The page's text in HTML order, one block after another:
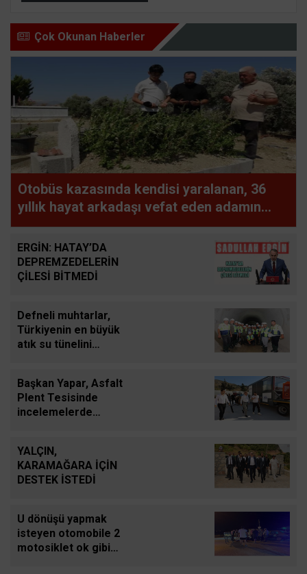
Çok Okunan Haberler
Otobüs kazasında kendisi yaralanan, 36
yıllık hayat arkadaşı vefat eden adamın
uykuya dalan şoförü defalarca uyardığı
ortaya çıktı
ERGİN: HATAY’DA
DEPREMZEDELERİN
ÇİLESİ BİTMEDİ
Defneli muhtarlar,
Türkiyenin en büyük
atık su tünelini
Başkan Yapar, Asfalt
Plent Tesisinde
incelemelerde
YALÇIN,
KARAMAĞARA İÇİN
DESTEK İSTEDİ
U dönüşü yapmak
isteyen otomobile 2
motosiklet ok gibi